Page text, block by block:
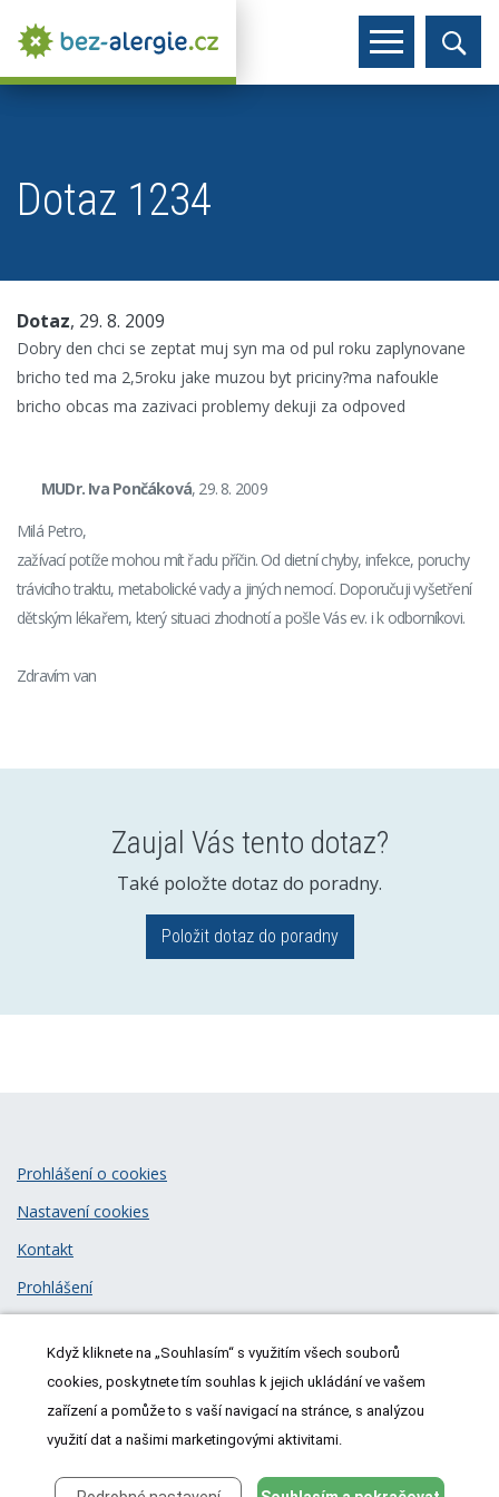
Dotaz 1234
Dotaz, 29. 8. 2009
Dobry den chci se zeptat muj syn ma od pul roku zaplynovane
bricho ted ma 2,5roku jake muzou byt priciny?ma nafoukle
bricho obcas ma zazivaci problemy dekuji za odpoved
MUDr. Iva Pončáková, 29. 8. 2009
Milá Petro,
zažívací potíže mohou mít řadu příčin. Od dietní chyby, infekce, poruchy
trávicího traktu, metabolické vady a jiných nemocí. Doporučuji vyšetření
dětským lékařem, který situaci zhodnotí a pošle Vás ev. i k odborníkovi.
Zdravím van
Zaujal Vás tento dotaz?
Také položte dotaz do poradny.
Položit dotaz do poradny
© 2026MeDitorial| ISSN 1805-3408
Prohlášení o cookies
Nastavení cookies
Kontakt
Prohlášení
Když kliknete na „Souhlasím“ s využitím všech souborů
cookies, poskytnete tím souhlas k jejich ukládání ve vašem
zařízení a pomůže to s vaší navigací na stránce, s analýzou
využití dat a našimi marketingovými aktivitami.